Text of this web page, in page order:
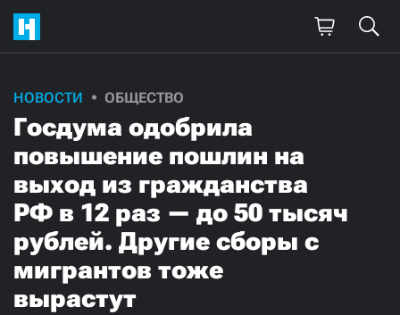
НОВОСТИ ОБЩЕСТВО
Госдума одобрила
повышение пошлин на
выход из гражданства
РФ в 12 раз — до 50 тысяч
рублей. Другие сборы с
мигрантов тоже
вырастут